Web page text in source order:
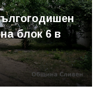
блок 6 в